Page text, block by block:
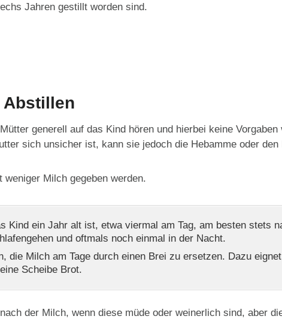
Jahren gestillt worden sind.
Abstillen
generell auf das Kind hören und hierbei keine Vorgaben
sich unsicher ist, kann sie jedoch die Hebamme oder den
Milch gegeben werden.
Kind ein Jahr alt ist, etwa viermal am Tag, am besten stets
und oftmals noch einmal in der Nacht.
die Milch am Tage durch einen Brei zu ersetzen. Dazu
Scheibe Brot.
der Milch, wenn diese müde oder weinerlich sind, aber